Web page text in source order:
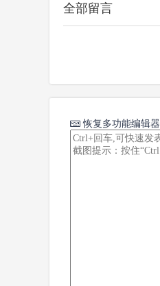
全部留言
恢复多功能编辑器